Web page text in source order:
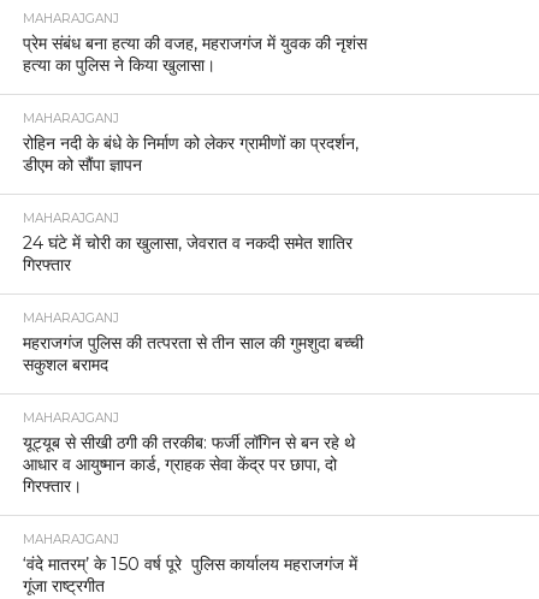
MAHARAJGANJ
प्रेम संबंध बना हत्या की वजह, महराजगंज में युवक की नृशंस
हत्या का पुलिस ने किया खुलासा।
MAHARAJGANJ
रोहिन नदी के बंधे के निर्माण को लेकर ग्रामीणों का प्रदर्शन,
डीएम को सौंपा ज्ञापन
MAHARAJGANJ
24 घंटे में चोरी का खुलासा, जेवरात व नकदी समेत शातिर
गिरफ्तार
MAHARAJGANJ
महराजगंज पुलिस की तत्परता से तीन साल की गुमशुदा बच्ची
सकुशल बरामद
MAHARAJGANJ
यूट्यूब से सीखी ठगी की तरकीब: फर्जी लॉगिन से बन रहे थे
आधार व आयुष्मान कार्ड, ग्राहक सेवा केंद्र पर छापा, दो
गिरफ्तार।
MAHARAJGANJ
‘वंदे मातरम्’ के 150 वर्ष पूरे पुलिस कार्यालय महराजगंज में
गूंजा राष्ट्रगीत